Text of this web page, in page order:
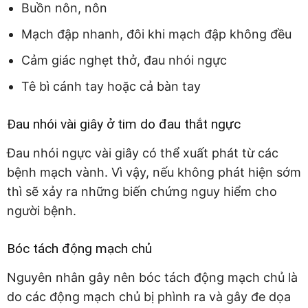
Buồn nôn, nôn
Mạch đập nhanh, đôi khi mạch đập không đều
Cảm giác nghẹt thở, đau nhói ngực
Tê bì cánh tay hoặc cả bàn tay
Đau nhói vài giây ở tim do đau thắt ngực
Đau nhói ngực vài giây có thể xuất phát từ các
bệnh mạch vành. Vì vậy, nếu không phát hiện sớm
thì sẽ xảy ra những biến chứng nguy hiểm cho
người bệnh.
Bóc tách động mạch chủ
Nguyên nhân gây nên bóc tách động mạch chủ là
do các động mạch chủ bị phình ra và gây đe dọa